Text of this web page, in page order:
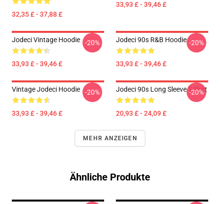
32,35 £ - 37,88 £
33,93 £ - 39,46 £
Jodeci Vintage Hoodie
33,93 £ - 39,46 £
-20% Jodeci 90s R&B Hoodie
33,93 £ - 39,46 £
-20%
Vintage Jodeci Hoodie
33,93 £ - 39,46 £
-20% Jodeci 90s Long Sleeve T-Shirt
20,93 £ - 24,09 £
-20%
MEHR ANZEIGEN
Ähnliche Produkte